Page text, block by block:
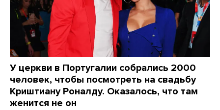
У церкви в Португалии собрались 2000
человек, чтобы посмотреть на свадьбу
Криштиану Роналду. Оказалось, что там
женится не он